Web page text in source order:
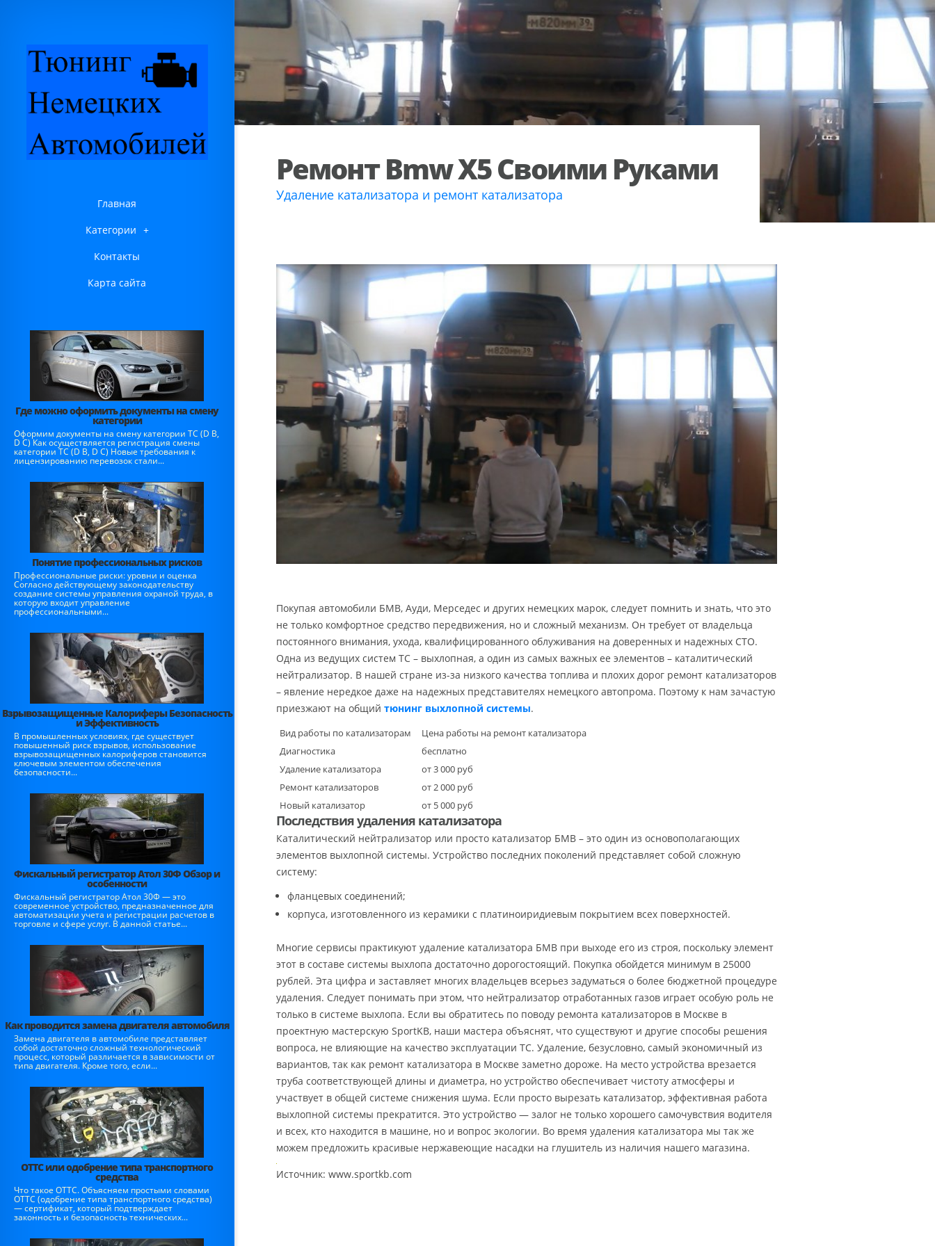
Главная
Категории +
Контакты
Карта сайта
Где можно оформить документы на смену
категории
Оформим документы на смену категории ТС (D B,
D C) Как осуществляется регистрация смены
категории ТС (D B, D C) Новые требования к
лицензированию перевозок стали...
Понятие профессиональных рисков
Профессиональные риски: уровни и оценка
Согласно действующему законодательству
создание системы управления охраной труда, в
которую входит управление
профессиональными...
Взрывозащищенные Калориферы Безопасность
и Эффективность
В промышленных условиях, где существует
повышенный риск взрывов, использование
взрывозащищенных калориферов становится
ключевым элементом обеспечения
безопасности...
Фискальный регистратор Атол 30Ф Обзор и
особенности
Фискальный регистратор Атол 30Ф — это
современное устройство, предназначенное для
автоматизации учета и регистрации расчетов в
торговле и сфере услуг. В данной статье...
Как проводится замена двигателя автомобиля
Замена двигателя в автомобиле представляет
собой достаточно сложный технологический
процесс, который различается в зависимости от
типа двигателя. Кроме того, если...
ОТТС или одобрение типа транспортного
средства
Что такое ОТТС. Объясняем простыми словами
ОТТС (одобрение типа транспортного средства)
— сертификат, который подтверждает
законность и безопасность технических...
Ремонт Bmw X5 Своими Руками
Удаление катализатора и ремонт катализатора
Покупая автомобили БМВ, Ауди, Мерседес и других немецких марок, следует помнить и знать, что это
не только комфортное средство передвижения, но и сложный механизм. Он требует от владельца
постоянного внимания, ухода, квалифицированного облуживания на доверенных и надежных СТО.
Одна из ведущих систем ТС – выхлопная, а один из самых важных ее элементов – каталитический
нейтрализатор. В нашей стране из-за низкого качества топлива и плохих дорог ремонт катализаторов
– явление нередкое даже на надежных представителях немецкого автопрома. Поэтому к нам зачастую
приезжают на общий тюнинг выхлопной системы.
Вид работы по катализаторам
Цена работы на ремонт катализатора
Диагностика
бесплатно
Удаление катализатора
от 3 000 руб
Ремонт катализаторов
от 2 000 руб
Новый катализатор
от 5 000 руб
Последствия удаления катализатора
Каталитический нейтрализатор или просто катализатор БМВ – это один из основополагающих
элементов выхлопной системы. Устройство последних поколений представляет собой сложную
систему:
фланцевых соединений;
корпуса, изготовленного из керамики с платиноиридиевым покрытием всех поверхностей.
Многие сервисы практикуют удаление катализатора БМВ при выходе его из строя, поскольку элемент
этот в составе системы выхлопа достаточно дорогостоящий. Покупка обойдется минимум в 25000
рублей. Эта цифра и заставляет многих владельцев всерьез задуматься о более бюджетной процедуре
удаления. Следует понимать при этом, что нейтрализатор отработанных газов играет особую роль не
только в системе выхлопа. Если вы обратитесь по поводу ремонта катализаторов в Москве в
проектную мастерскую SportKB, наши мастера объяснят, что существуют и другие способы решения
вопроса, не влияющие на качество эксплуатации ТС. Удаление, безусловно, самый экономичный из
вариантов, так как ремонт катализатора в Москве заметно дороже. На место устройства врезается
труба соответствующей длины и диаметра, но устройство обеспечивает чистоту атмосферы и
участвует в общей системе снижения шума. Если просто вырезать катализатор, эффективная работа
выхлопной системы прекратится. Это устройство — залог не только хорошего самочувствия водителя
и всех, кто находится в машине, но и вопрос экологии. Во время удаления катализатора мы так же
можем предложить красивые нержавеющие насадки на глушитель из наличия нашего магазина.
Источник: www.sportkb.com